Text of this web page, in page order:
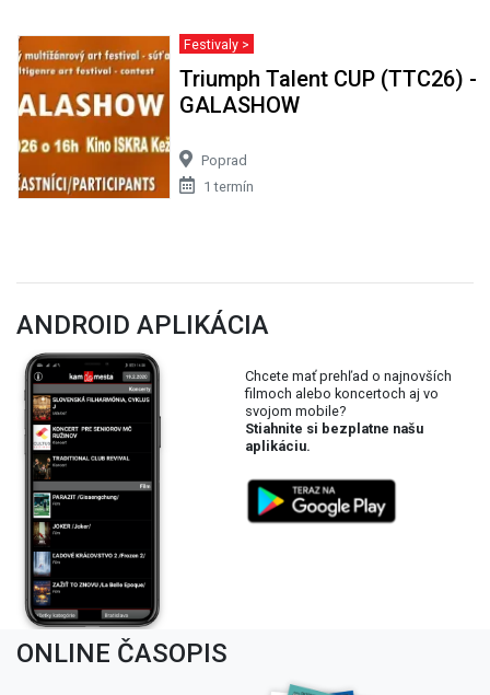
Festivaly >
Triumph Talent CUP (TTC26) -
GALASHOW
Poprad
1 termín
ANDROID APLIKÁCIA
Chcete mať prehľad o najnovších
filmoch alebo koncertoch aj vo
svojom mobile?
Stiahnite si bezplatne našu
aplikáciu.
ONLINE ČASOPIS